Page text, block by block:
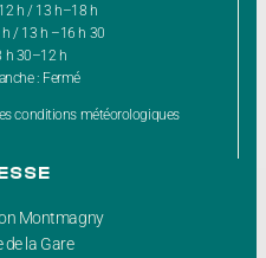
h / 13 h–18 h
/ 13 h –16 h 30
h 30–12 h
: Fermé
conditions météorologiques
Montmagny
de la Gare